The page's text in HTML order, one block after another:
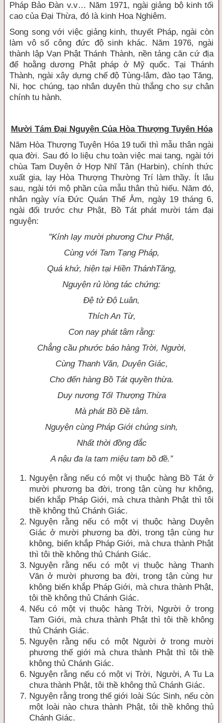
Pháp Bảo Ðàn v.v… Năm 1971, ngài giảng bộ kinh tối
cao của Ðại Thừa, đó là kinh Hoa Nghiêm.
Song song với việc giảng kinh, thuyết Pháp, ngài còn
làm vô số công đức độ sinh khác. Năm 1976, ngài
thành lập Vạn Phật Thánh Thành, nền tảng căn cứ địa
để hoằng dương Phật pháp ở Mỹ quốc. Tại Thánh
Thành, ngài xây dựng chế độ Tùng-lâm, đào tạo Tăng,
Ni, học chúng, tạo nhân duyên thù thắng cho sự chân
chính tu hành.
Mười Tám Ðại Nguyện Của Hòa Thượng Tuyên Hóa
Năm Hòa Thượng Tuyên Hóa 19 tuổi thì mẫu thân ngài
qua đời. Sau đó lo liệu chu toàn việc mai tang, ngài tới
chùa Tam Duyên ở Hợp Nhĩ Tân (Harbin), chính thức
xuất gia, lạy Hòa Thượng Thường Trí làm thầy. Ít lâu
sau, ngài tới mộ phần của mẫu thân thủ hiếu. Năm đó,
nhân ngày vía Ðức Quán Thế Âm, ngày 19 tháng 6,
ngài đối trước chư Phật, Bồ Tát phát mười tám đại
nguyện:
"Kính lạy mười phương Chư Phật,
Cùng với Tam Tạng Pháp,
Quá khứ, hiện tại Hiền ThánhTăng,
Nguyện rủ lòng tác chứng:
Ðệ tử Ðộ Luân,
Thích An Từ,
Con nay phát tâm rằng:
Chẳng cầu phước báo hàng Trời, Người,
Cùng Thanh Văn, Duyên Giác,
Cho đến hàng Bồ Tát quyền thừa.
Duy nương TốI Thượng Thừa
Mà phát Bồ Ðề tâm.
Nguyện cùng Pháp Giới chúng sinh,
Nhất thời đồng đắc
A nậu đa la tam miệu tam bồ đề.”
Nguyện rằng nếu có một vị thuộc hàng Bồ Tát ở
mười phương ba đời, trong tận cùng hư không,
biến khắp Pháp Giới, mà chưa thành Phật thì tôi
thề không thủ Chánh Giác.
Nguyện rằng nếu có một vị thuộc hàng Duyên
Giác ở mười phương ba đời, trong tận cùng hư
không, biến khắp Pháp Giới, mà chưa thành Phật
thì tôi thề không thủ Chánh Giác.
Nguyện rằng nếu có một vị thuộc hàng Thanh
Văn ở mười phương ba đời, trong tận cùng hư
không biến khắp Pháp Giới, mà chưa thành Phật,
tôi thề không thủ Chánh Giác.
Nếu có một vị thuộc hàng Trời, Người ở trong
Tam Giới, mà chưa thành Phật thì tôi thề không
thủ Chánh Giác.
Nguyện rằng nếu có một Người ở trong mười
phương thế giới mà chưa thành Phật thì tôi thề
không thủ Chánh Giác.
Nguyện rằng nếu có một vị Trời, Người, A Tu La
chưa thành Phật, tôi thề không thủ Chánh Giác.
Nguyện rằng trong thế giới loài Súc Sinh, nếu còn
một loài nào chưa thành Phật, tôi thề không thủ
Chánh Giác.